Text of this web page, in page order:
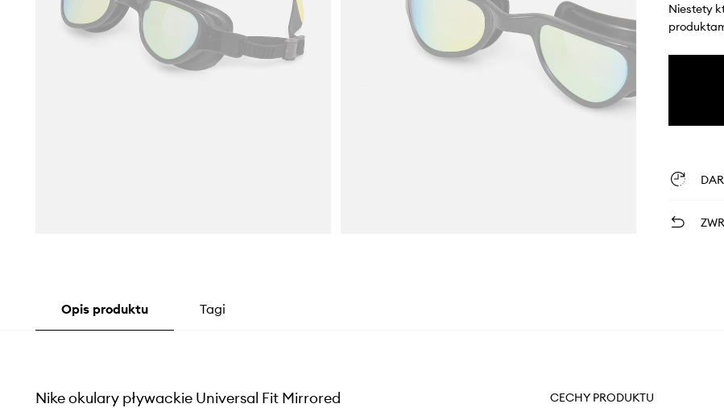
Niestety
Opis produktu Tagi
Nike okulary pływackie Universal Fit Mirrored CECHY PRODUKTU